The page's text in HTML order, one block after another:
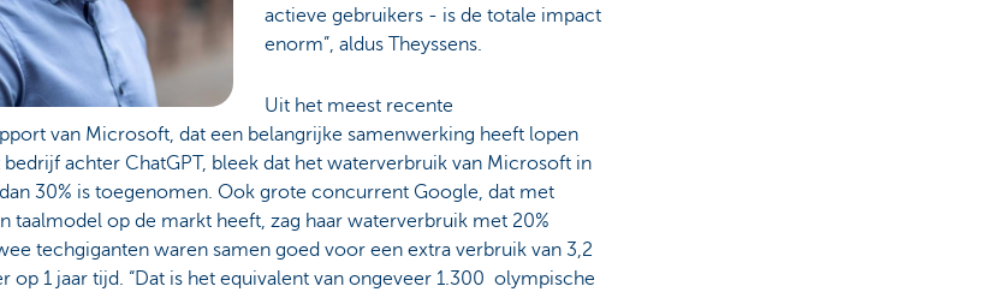
actieve gebruikers - is de totale impact
enorm”, aldus Theyssens.
Uit het meest recente
van Microsoft, dat een belangrijke samenwerking heeft lopen
achter ChatGPT, bleek dat het waterverbruik van Microsoft in
30% is toegenomen. Ook grote concurrent Google, dat met
taalmodel op de markt heeft, zag haar waterverbruik met 20%
techgiganten waren samen goed voor een extra verbruik van 3,2
op 1 jaar tijd. “Dat is het equivalent van ongeveer 1.300 olympische